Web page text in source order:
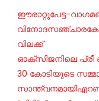
ഈരാറ്റുപേട്ട-
വിലക്ക്
ഓക്‌സിജനിലെ പ്രീ
30 കോടിയുടെ